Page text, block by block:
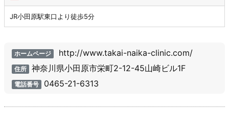
JR小田原駅東口より徒歩5分
ホームページ http://www.takai-naika-clinic.com/
住所 神奈川県小田原市栄町2-12-45山崎ビル1F
電話番号 0465-21-6313